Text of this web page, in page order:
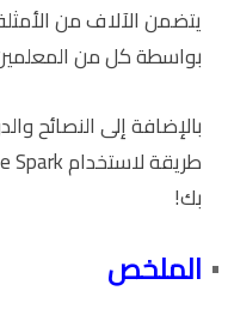
يتضمن الآلاف من
بواسطة كل من
بالإضافة إلى النصائح
بك!
الملخص